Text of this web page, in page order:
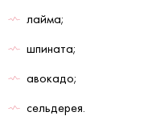
лайма;
шпината;
авокадо;
сельдерея.